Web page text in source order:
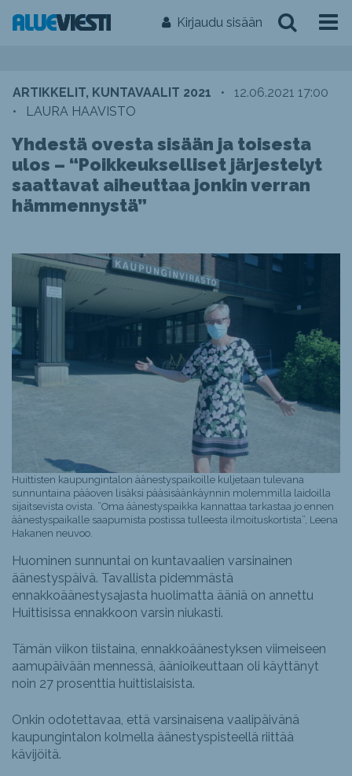
Kirjaudu sisään
ARTIKKELIT, KUNTAVAALIT 2021 •
12.06.2021 17:00
•
LAURA HAAVISTO
Yhdestä ovesta sisään ja toisesta
ulos – “Poikkeukselliset järjestelyt
saattavat aiheuttaa jonkin verran
hämmennystä”
Huittisten kaupungintalon äänestyspaikoille kuljetaan tulevana
sunnuntaina pääoven lisäksi pääsisäänkäynnin molemmilla laidoilla
sijaitsevista ovista. ”Oma äänestyspaikka kannattaa tarkastaa jo ennen
äänestyspaikalle saapumista postissa tulleesta ilmoituskortista”, Leena
Hakanen neuvoo.
Huominen sunnuntai on kuntavaalien varsinainen
äänestyspäivä. Tavallista pidemmästä
ennakkoäänestysajasta huolimatta ääniä on annettu
Huittisissa ennakkoon varsin niukasti.
Tämän viikon tiistaina, ennakkoäänestyksen viimeiseen
aamupäivään mennessä, äänioikeuttaan oli käyttänyt
noin 27 prosenttia huittislaisista.
Onkin odotettavaa, että varsinaisena vaalipäivänä
kaupungintalon kolmella äänestyspisteellä riittää
kävijöitä.